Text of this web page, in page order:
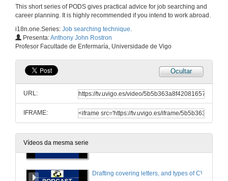
This short series of PODS gives practical advice for job searching and
career planning. It is highly recommended if you intend to work abroad.
i18n.one.Series: Job searching technique.
Presenta:Anthony John Rostron
Profesor Facultade de Enfermaría, Universidade de Vigo
Ocultar
URL:
IFRAME:
Vídeos da mesma serie
Drafting covering letters, and types of CV